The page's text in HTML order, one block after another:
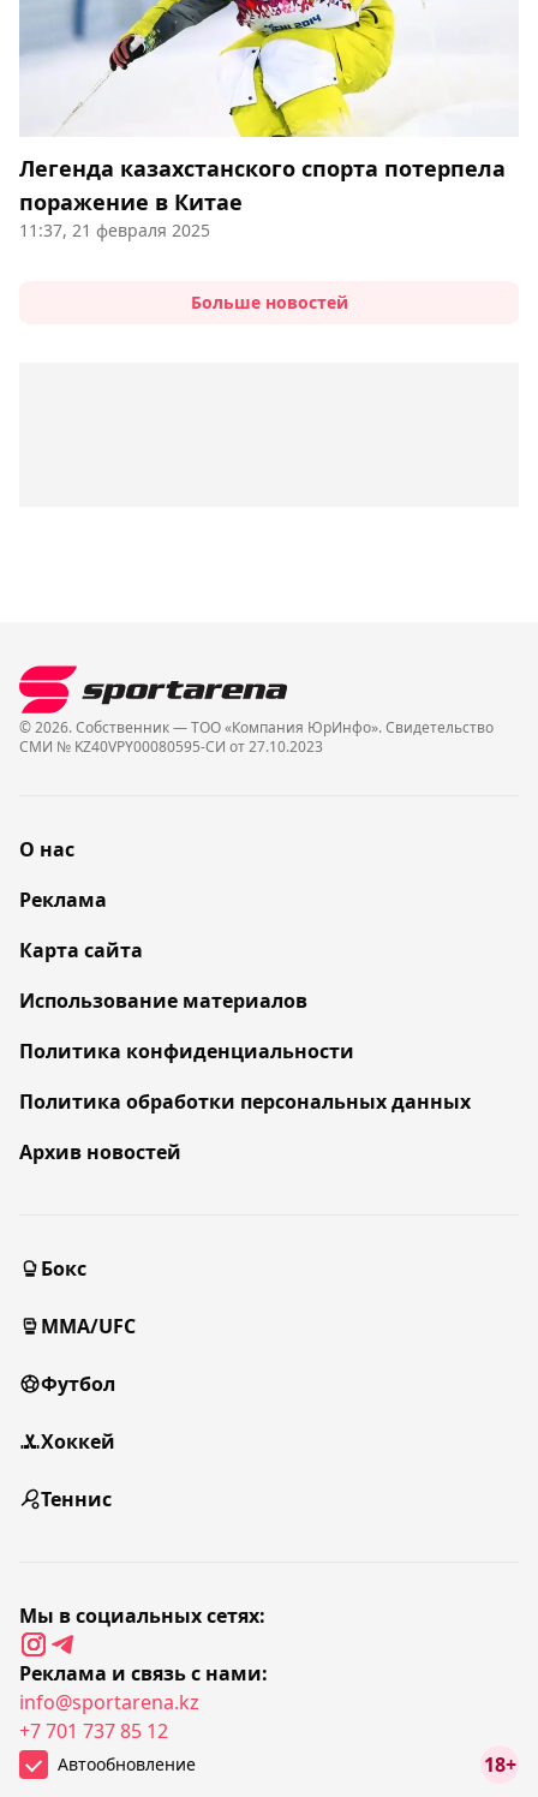
Легенда казахстанского спорта потерпела
поражение в Китае
11:37, 21 февраля 2025
Больше новостей
© 2026. Собственник — ТОО «Компания ЮрИнфо». Cвидетельство
СМИ № KZ40VPY00080595-СИ от 27.10.2023
О нас
Реклама
Карта сайта
Использование материалов
Политика конфиденциальности
Политика обработки персональных данных
Архив новостей
Бокс
MMA/UFC
Футбол
Хоккей
Теннис
Мы в социальных сетях:
Реклама и связь с нами:
info@sportarena.kz
+7 701 737 85 12
Автообновление 18+